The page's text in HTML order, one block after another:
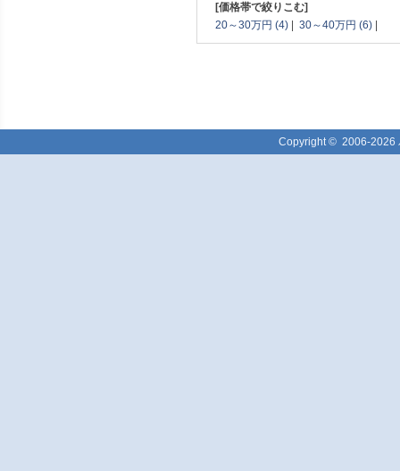
[価格帯で絞りこむ]
20～30万円 (4)
30～40万円 (6)
Copyright © 2006-2026